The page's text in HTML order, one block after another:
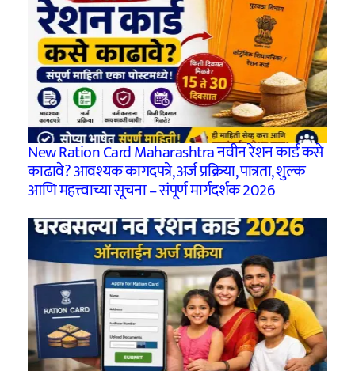
New Ration Card Maharashtra नवीन रेशन कार्ड कसे
काढावे? आवश्यक कागदपत्रे, अर्ज प्रक्रिया, पात्रता, शुल्क
आणि महत्त्वाच्या सूचना – संपूर्ण मार्गदर्शक 2026